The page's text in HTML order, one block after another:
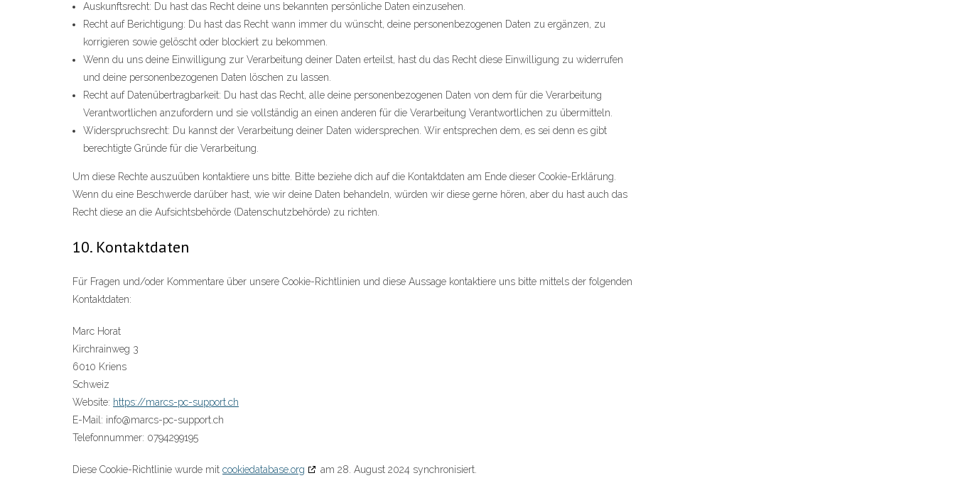
Auskunftsrecht: Du hast das Recht deine uns bekannten persönliche Daten einzusehen.
Recht auf Berichtigung: Du hast das Recht wann immer du wünscht, deine personenbezogenen Daten zu ergänzen, zu
korrigieren sowie gelöscht oder blockiert zu bekommen.
Wenn du uns deine Einwilligung zur Verarbeitung deiner Daten erteilst, hast du das Recht diese Einwilligung zu widerrufen
und deine personenbezogenen Daten löschen zu lassen.
Recht auf Datenübertragbarkeit: Du hast das Recht, alle deine personenbezogenen Daten von dem für die Verarbeitung
Verantwortlichen anzufordern und sie vollständig an einen anderen für die Verarbeitung Verantwortlichen zu übermitteln.
Widerspruchsrecht: Du kannst der Verarbeitung deiner Daten widersprechen. Wir entsprechen dem, es sei denn es gibt
berechtigte Gründe für die Verarbeitung.
Um diese Rechte auszuüben kontaktiere uns bitte. Bitte beziehe dich auf die Kontaktdaten am Ende dieser Cookie-Erklärung.
Wenn du eine Beschwerde darüber hast, wie wir deine Daten behandeln, würden wir diese gerne hören, aber du hast auch das
Recht diese an die Aufsichtsbehörde (Datenschutzbehörde) zu richten.
10. Kontaktdaten
Für Fragen und/oder Kommentare über unsere Cookie-Richtlinien und diese Aussage kontaktiere uns bitte mittels der folgenden
Kontaktdaten:
Marc Horat
Kirchrainweg 3
6010 Kriens
Schweiz
Website: https://marcs-pc-support.ch
E-Mail: info@marcs-pc-support.ch
Telefonnummer: 0794299195
Diese Cookie-Richtlinie wurde mit cookiedatabase.org am 28. August 2024 synchronisiert.